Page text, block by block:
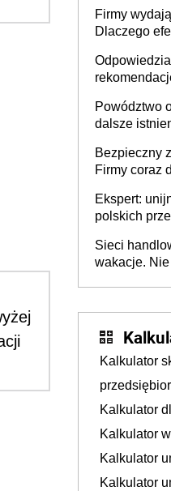
firmie
Firmy
Dlaczego
Powództwo
dalsze
Bezpieczny
Firmy coraz
Ekspert:
polskich
Sieci
wakacje.
Kalkulator
Kalkulator
Kalkulator
Kalkulator
Kalkulator